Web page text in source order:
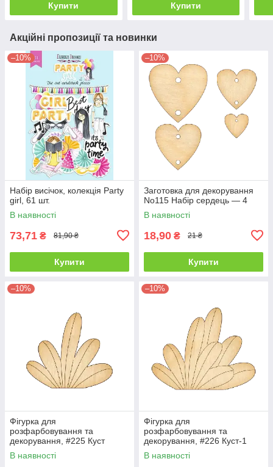
Купити Купити
Акційні пропозиції та новинки
–10%
Набір висічок, колекція Party
girl, 61 шт.
В наявності
73,71 ₴ 81,90 ₴
Купити
–10%
Заготовка для декорування
No115 Набір сердець — 4
В наявності
18,90 ₴ 21 ₴
Купити
–10%
Фігурка для
розфарбовування та
декорування, #225 Куст
В наявності
–10%
Фігурка для
розфарбовування та
декорування, #226 Куст-1
В наявності